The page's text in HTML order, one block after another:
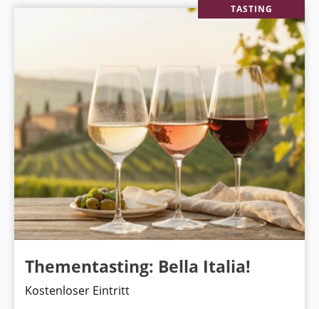
TASTING
Thementasting: Bella Italia!
Kostenloser Eintritt